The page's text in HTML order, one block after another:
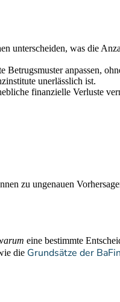
unterscheiden, was die
anpassen,
unerlässlich ist.
finanzielle Verluste
zu ungenauen
eine bestimmte
die Grundsätze der